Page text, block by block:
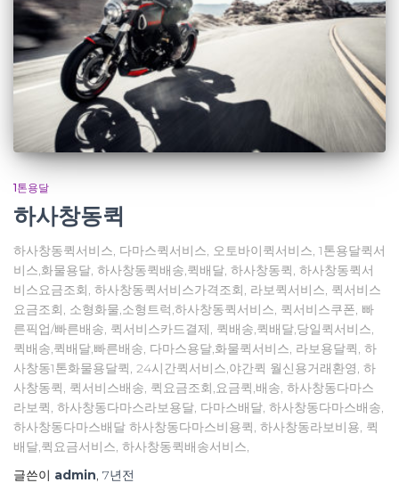
1톤용달
하사창동퀵
하사창동퀵서비스, 다마스퀵서비스, 오토바이퀵서비스, 1톤용달퀵서
비스,화물용달, 하사창동퀵배송,퀵배달, 하사창동퀵, 하사창동퀵서
비스요금조회, 하사창동퀵서비스가격조회, 라보퀵서비스, 퀵서비스
요금조회, 소형화물,소형트럭,하사창동퀵서비스, 퀵서비스쿠폰, 빠
른픽업/빠른배송, 퀵서비스카드결제, 퀵배송,퀵배달,당일퀵서비스,
퀵배송,퀵배달,빠른배송, 다마스용달,화물퀵서비스, 라보용달퀵, 하
사창동1톤화물용달퀵, 24시간퀵서비스,야간퀵 월신용거래환영, 하
사창동퀵, 퀵서비스배송, 퀵요금조회,요금퀵,배송, 하사창동다마스
라보퀵, 하사창동다마스라보용달, 다마스배달, 하사창동다마스배송,
하사창동다마스배달 하사창동다마스비용퀵, 하사창동라보비용, 퀵
배달,퀵요금서비스, 하사창동퀵배송서비스,
글쓴이 admin, 7년전